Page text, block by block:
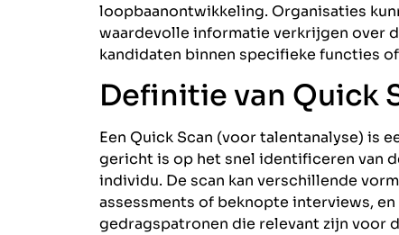
loopbaanontwikkeling. Organisaties
waardevolle informatie verkrijgen over
kandidaten binnen specifieke functies
Definitie van Quick
Een Quick Scan (voor talentanalyse) is
gericht is op het snel identificeren van
individu. De scan kan verschillende
assessments of beknopte interviews,
gedragspatronen die relevant zijn voor